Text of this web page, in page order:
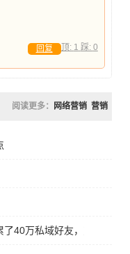
顶: 1 踩: 0
回复
阅读更多： 网络营销 营销
40万私域好友，变现了